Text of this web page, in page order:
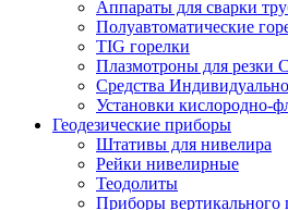
Аппараты для сварки
Полуавтоматические
TIG горелки
Плазмотроны для резки
Средства
Установки кислородно-
Геодезические приборы
Штативы для нивелира
Рейки нивелирные
Теодолиты
Приборы вертикального